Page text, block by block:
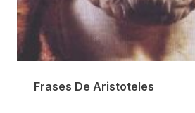
Frases De Aristoteles